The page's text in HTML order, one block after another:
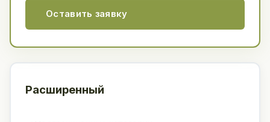
Оставить заявку
Расширенный